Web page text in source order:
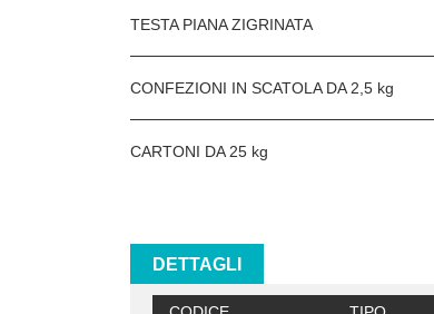
TESTA PIANA ZIGRINATA
CONFEZIONI IN SCATOLA DA 2,5 kg
CARTONI DA 25 kg
DETTAGLI